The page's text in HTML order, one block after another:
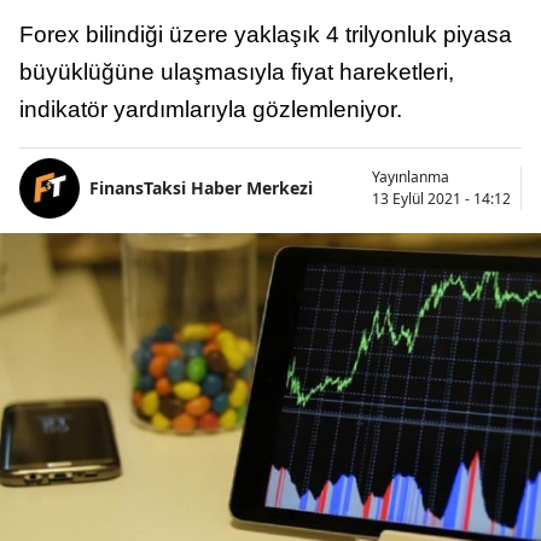
Forex bilindiği üzere yaklaşık 4 trilyonluk piyasa
büyüklüğüne ulaşmasıyla fiyat hareketleri,
indikatör yardımlarıyla gözlemleniyor.
FinansTaksi Haber Merkezi
Yayınlanma
13 Eylül 2021 - 14:12